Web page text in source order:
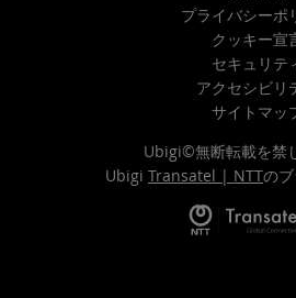
プライバシーポ
クッキー宣
セキュリテ
アクセシビリ
サイトマッ
Ubigi©無断転載を禁
Ubigi Transatel | NTTのブ